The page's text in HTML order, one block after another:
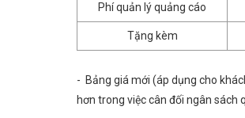
Phí quản lý quảng cáo
Tặng kèm
- Bảng giá mới (áp dụng cho
hơn trong việc cân đối ngân sách